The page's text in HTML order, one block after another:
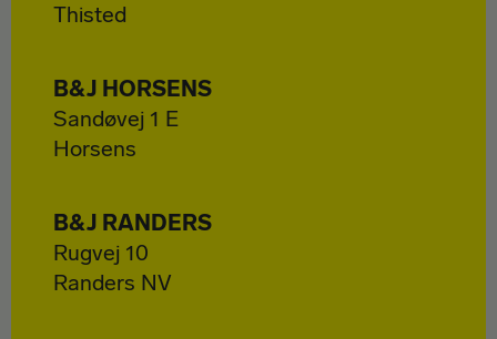
Thisted
B&J HORSENS
Sandøvej 1 E
Horsens
B&J RANDERS
Rugvej 10
Randers NV